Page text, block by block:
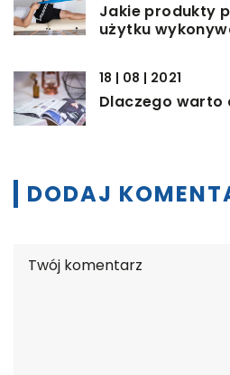
Jakie produkty
użytku
18 | 08 | 2021
Dlaczego warto
DODAJ